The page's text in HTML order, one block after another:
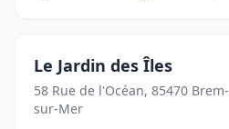
Le Jardin des Îles
58 Rue de l'Océan, 85470 Brem-
sur-Mer